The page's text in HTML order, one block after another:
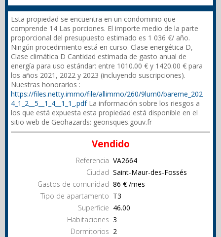
Esta propiedad se encuentra en un condominio que
comprende 14 Las porciones. El importe medio de la parte
proporcional del presupuesto estimado es 1 036 €/ año.
Ningún procedimiento está en curso. Clase energética D,
Clase climática D Cantidad estimada de gasto anual de
energía para uso estándar: entre 1010.00 € y 1420.00 € para
los años 2021, 2022 y 2023 (incluyendo suscripciones).
Nuestras honorarios :
https://files.netty.immo/file/allimmo/260/9lum0/bareme_202
4_1_2__5__1_4__1_1_.pdfLa información sobre los riesgos a
los que está expuesta esta propiedad está disponible en el
sitio web de Geohazards: georisques.gouv.fr
Vendido
Referencia VA2664
Ciudad Saint-Maur-des-Fossés
Gastos de comunidad 86 € /mes
Tipo de apartamento T3
Superficie 46.00
Habitaciones 3
Dormitorios 2